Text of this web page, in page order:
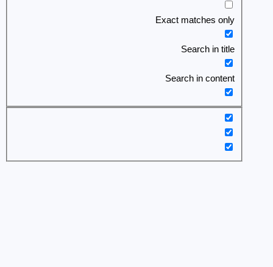
Exact matches only
Search in title
Search in content